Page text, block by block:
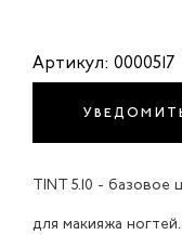
Артикул: 0000517
TINT 5.10 -
для макияжа